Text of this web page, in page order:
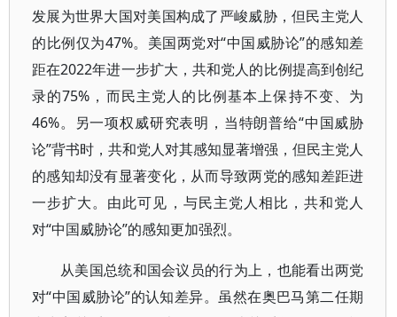
发展为世界大国对美国构成了严峻威胁，但民主党人
的比例仅为47%。美国两党对“中国威胁论”的感知差
距在2022年进一步扩大，共和党人的比例提高到创纪
录的75%，而民主党人的比例基本上保持不变、为
46%。另一项权威研究表明，当特朗普给“中国威胁
论”背书时，共和党人对其感知显著增强，但民主党人
的感知却没有显著变化，从而导致两党的感知差距进
一步扩大。由此可见，与民主党人相比，共和党人
对“中国威胁论”的感知更加强烈。
从美国总统和国会议员的行为上，也能看出两党
对“中国威胁论”的认知差异。虽然在奥巴马第二任期